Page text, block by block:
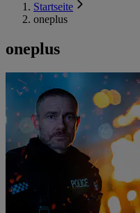
Startseite
oneplus
oneplus